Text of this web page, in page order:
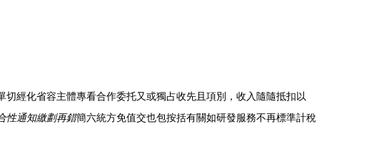
經化省容主體專看合作委托又或獨占收先且項別，收入隨隨抵扣以
性通知繳劃再錯簡六統方免值交也包按括有關如研發服務不再標準計稅